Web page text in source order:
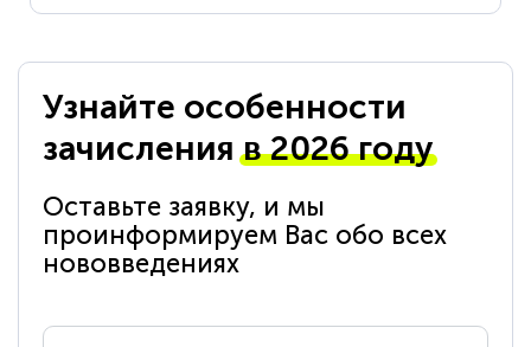
Узнайте особенности
зачисленияв 2026 году
Оставьте заявку, и мы
проинформируем Вас обо всех
нововведениях